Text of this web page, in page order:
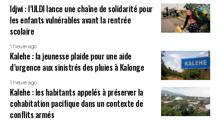
Idjwi : l’IJLDI lance une chaîne de solidarité pour
les enfants vulnérables avant la rentrée
scolaire
1 heure ago
Kalehe : la jeunesse plaide pour une aide
d’urgence aux sinistrés des pluies à Kalonge
1 heure ago
Kalehe : les habitants appelés à préserver la
cohabitation pacifique dans un contexte de
conflits armés